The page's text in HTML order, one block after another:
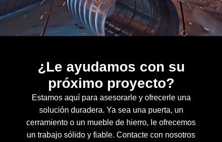
¿Le ayudamos con su
próximo proyecto?
Estamos aquí para asesorarle y ofrecerle una
solución duradera. Ya sea una puerta, un
cerramiento o un mueble de hierro, le ofrecemos
un trabajo sólido y fiable. Contacte con nosotros